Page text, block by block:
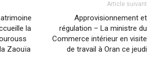
la
Zaouïa
Article suivant
Approvisionnement et
régulation – La ministre du
Commerce intérieur en visite
de travail à Oran ce jeudi